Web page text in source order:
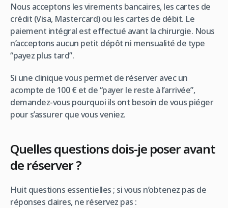
Nous acceptons les virements bancaires, les cartes de
crédit (Visa, Mastercard) ou les cartes de débit. Le
paiement intégral est effectué avant la chirurgie. Nous
n’acceptons aucun petit dépôt ni mensualité de type
“payez plus tard”.
Si une clinique vous permet de réserver avec un
acompte de 100 € et de “payer le reste à l’arrivée”,
demandez-vous pourquoi ils ont besoin de vous piéger
pour s’assurer que vous veniez.
Quelles questions dois-je poser avant
de réserver ?
Huit questions essentielles ; si vous n’obtenez pas de
réponses claires, ne réservez pas :